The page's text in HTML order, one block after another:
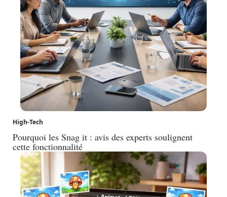
High-Tech
Pourquoi les Snag it : avis des experts soulignent
cette fonctionnalité